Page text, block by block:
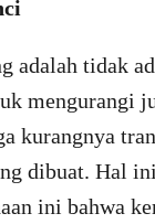
adalah tidak
mengurangi
kurangnya
dibuat. Hal
ini bahwa